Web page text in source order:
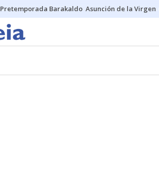
Pretemporada Barakaldo Asunción de la Virgen